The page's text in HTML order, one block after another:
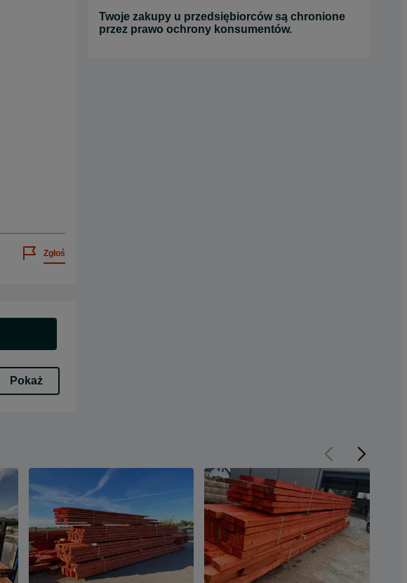
Zgłoś
Pokaż
Twoje zakupy u przedsiębiorców są chronione
przez prawo ochrony konsumentów.